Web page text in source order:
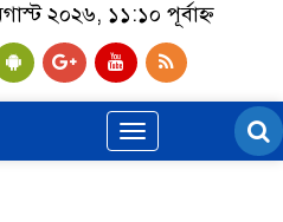
২০২৬, ১১:১০ পূর্বাহ্ন
Toggle
navigation